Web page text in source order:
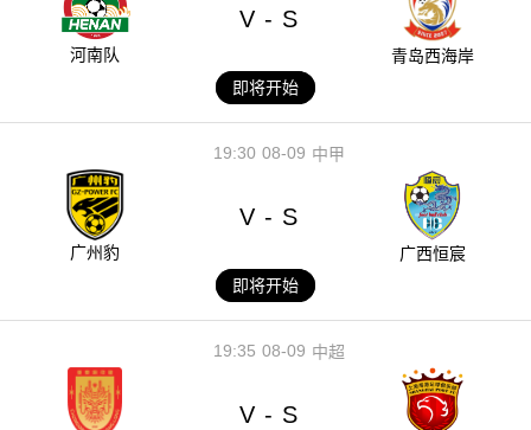
河南队
V - S
青岛西海岸
即将开始
08-09
19:30 中甲
广州豹
V - S
广西恒宸
即将开始
08-09
19:35 中超
V - S